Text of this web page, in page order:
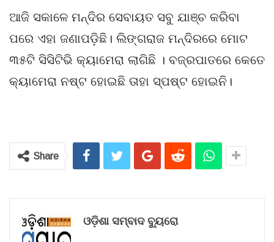
ଆଜି ସକାଳେ ମନ୍ଦିର ସେବାୟତ ସବୁ ଯାଞ୍ଚ କରିବା
ପରେ ଏହା ଜଣାପଡ଼ିଛି। ଲିଙ୍ଗରାଜ ମନ୍ଦିରରେ ମୋଟ
୩୫ଟି ସିସିଟିଭି କ୍ୟାମେରା ଲାଗିଛି । ବଜ୍ରପାତରେ କେତେ
କ୍ୟାମେରା ନଷ୍ଟ ହୋଇଛି ତାହା ସ୍ପଷ୍ଟ ହୋଇନି।
Share
ଓଡ଼ିଶା ସମ୍ବାଦ ବ୍ୟୁରୋ